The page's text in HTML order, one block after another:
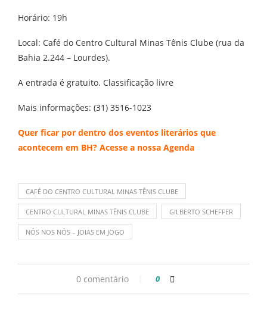
Horário: 19h
Local: Café do Centro Cultural Minas Tênis Clube (rua da
Bahia 2.244 – Lourdes).
A entrada é gratuito. Classificação livre
Mais informações: (31) 3516-1023
Quer ficar por dentro dos eventos literários que
acontecem em BH? Acesse a nossa Agenda
CAFÉ DO CENTRO CULTURAL MINAS TÊNIS CLUBE
CENTRO CULTURAL MINAS TÊNIS CLUBE GILBERTO SCHEFFER
NÓS NOS NÓS – JOIAS EM JOGO
0 comentário 0